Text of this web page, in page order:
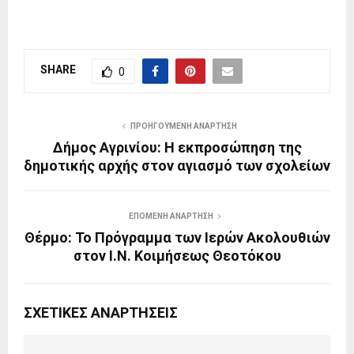
SHARE 0
ΠΡΟΗΓΟΎΜΕΝΗ ΑΝΆΡΤΗΣΗ
Δήμος Αγρινίου: Η εκπροσώπηση της
δημοτικής αρχής στον αγιασμό των σχολείων
ΕΠΌΜΕΝΗ ΑΝΆΡΤΗΣΗ
Θέρμο: Το Πρόγραμμα των Ιερών Ακολουθιών
στον Ι.Ν. Κοιμήσεως Θεοτόκου
ΣΧΕΤΙΚΈΣ ΑΝΑΡΤΉΣΕΙΣ